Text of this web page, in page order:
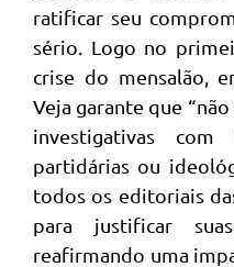
ratificar seu
sério. Logo no
crise do mensalão,
Veja garante que
investigativas
partidárias ou
todos os editoriais
para justificar
reafirmando uma